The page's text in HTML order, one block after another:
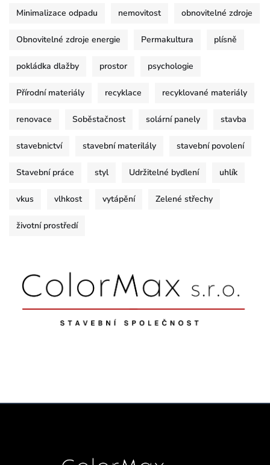
Minimalizace odpadu nemovitost obnovitelné zdroje
Obnovitelné zdroje energie Permakultura plísně
pokládka dlažby prostor psychologie
Přírodní materiály recyklace recyklované materiály
renovace Soběstačnost solární panely stavba
stavebnictví stavební materilály stavební povolení
Stavební práce styl Udržitelné bydlení uhlík
vkus vlhkost vytápění Zelené střechy
životní prostředí